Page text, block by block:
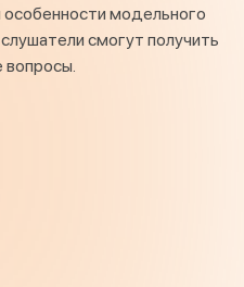
модельного
смогут получить